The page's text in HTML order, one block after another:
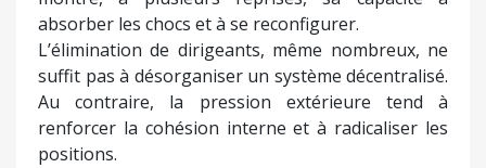
absorber les chocs et à se reconfigurer.
L’élimination de dirigeants, même nombreux, ne
suffit pas à désorganiser un système décentralisé.
Au contraire, la pression extérieure tend à
renforcer la cohésion interne et à radicaliser les
positions.